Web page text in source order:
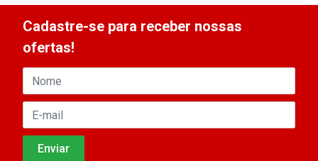
Cadastre-se para receber nossas
ofertas!